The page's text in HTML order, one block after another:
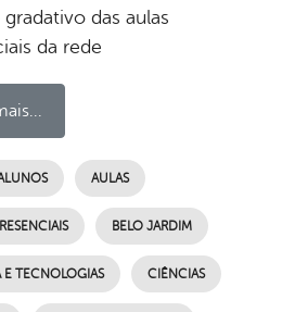
das aulas
da rede
AULAS
BELO JARDIM
E TECNOLOGIAS CIÊNCIAS